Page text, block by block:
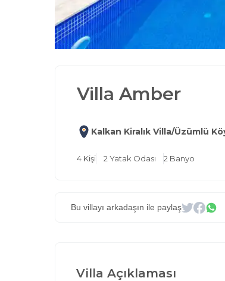
Villa Amber
Kalkan Kiralık Villa/Üzümlü
4 Kişi 2 Yatak Odası 2 Banyo
Bu villayı arkadaşın ile paylaş
Villa Açıklaması